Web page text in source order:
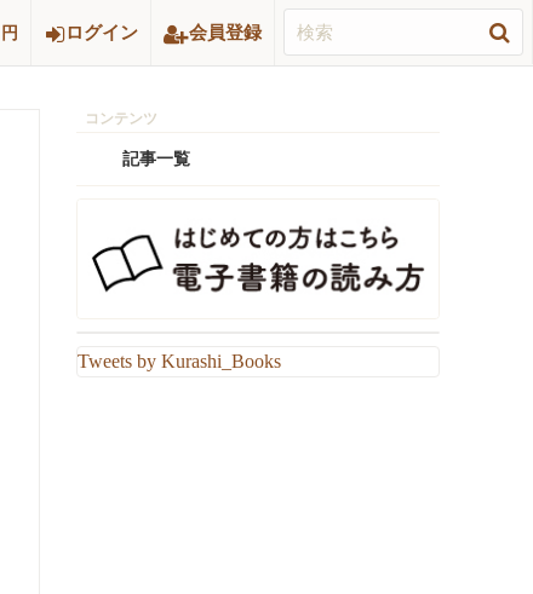
円 ログイン 会員登録
記事一覧
Tweets by Kurashi_Books